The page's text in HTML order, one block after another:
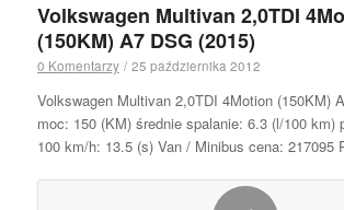
Volkswagen Multivan 2,0TDI
(150KM) A7 DSG (2015)
0 Komentarzy / 25 października 2012
Volkswagen Multivan 2,0TDI 4Motion (150KM)
moc: 150 (KM) średnie spalanie: 6.3 (l/100 km)
100 km/h: 13.5 (s) Van / Minibus cena: 217095